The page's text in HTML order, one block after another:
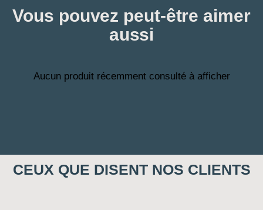
Vous pouvez peut-être aimer
aussi
Aucun produit récemment consulté à afficher
CEUX QUE DISENT NOS CLIENTS